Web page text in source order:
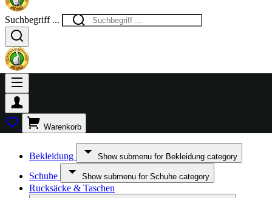
Suchbegriff ...
Warenkorb
Bekleidung Show submenu for Bekleidung category
Schuhe Show submenu for Schuhe category
Rucksäcke & Taschen